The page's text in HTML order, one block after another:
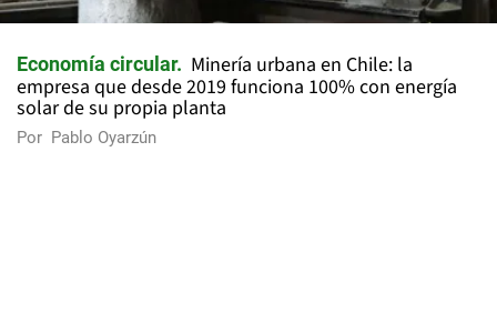
Economía circular
Minería urbana en Chile: la
empresa que desde 2019 funciona 100% con energía
solar de su propia planta
Por Pablo Oyarzún